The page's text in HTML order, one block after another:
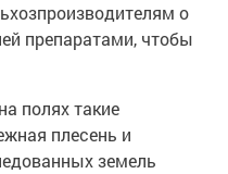
о
препаратами, чтобы
полях такие
плесень и
земель